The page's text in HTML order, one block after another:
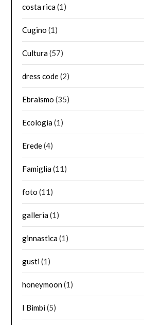
costa rica(1)
Cugino (1)
Cultura(57)
dress code(2)
Ebraismo (35)
Ecologia(1)
Erede(4)
Famiglia(11)
foto (11)
galleria(1)
ginnastica(1)
gusti(1)
honeymoon(1)
I Bimbi(5)